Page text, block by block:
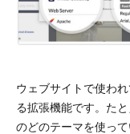
ウェブサイトで使わ
る拡張機能です。た
のどのテーマを使っ